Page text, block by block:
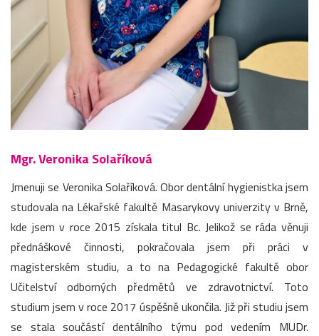
Mgr. Veronika Solaříková
Jmenuji se Veronika Solaříková. Obor dentální hygienistka jsem
studovala na Lékařské fakultě Masarykovy univerzity v Brně,
kde jsem v roce 2015 získala titul Bc. Jelikož se ráda věnuji
přednáškové činnosti, pokračovala jsem při práci v
magisterském studiu, a to na Pedagogické fakultě obor
Učitelství odborných předmětů ve zdravotnictví. Toto
studium jsem v roce 2017 úspěšně ukončila. Již při studiu jsem
se stala součástí dentálního týmu pod vedením MUDr.